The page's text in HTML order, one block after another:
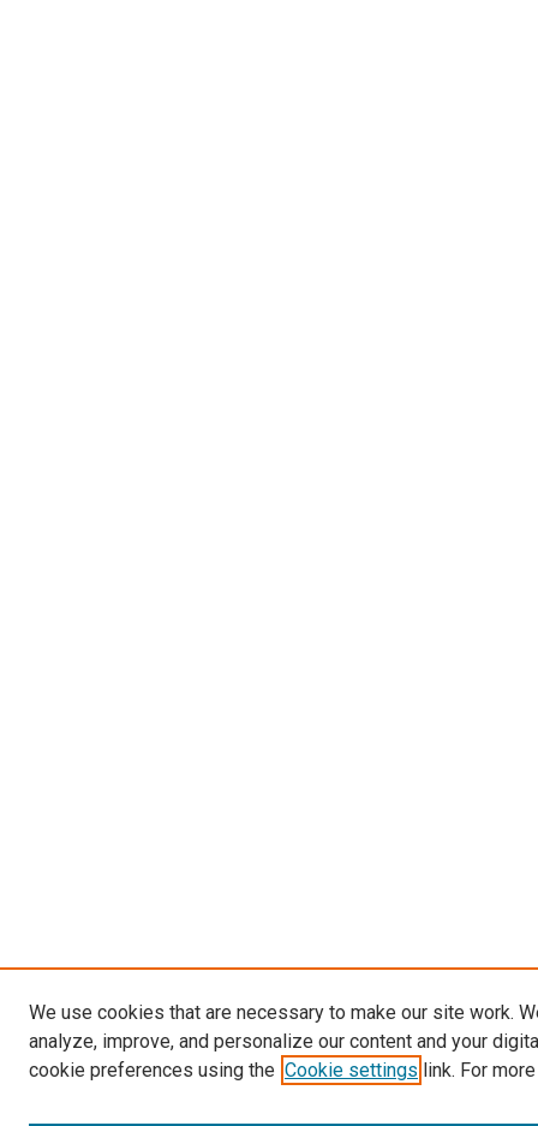
We use cookies that are necessary to make our site work.
analyze, improve, and personalize our content and your
cookie preferences using the Cookie settings link. For